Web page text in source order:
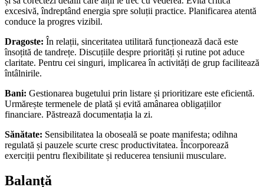
excesivă, îndreptând energia spre soluții practice. Planificarea atentă
conduce la progres vizibil.
Dragoste: În relații, sinceritatea utilitară funcționează dacă este
însoțită de tandrețe. Discuțiile despre priorități și rutine pot aduce
claritate. Pentru cei singuri, implicarea în activități de grup facilitează
întâlnirile.
Bani: Gestionarea bugetului prin listare și prioritizare este eficientă.
Urmărește termenele de plată și evită amânarea obligațiilor
financiare. Păstrează documentația la zi.
Sănătate: Sensibilitatea la oboseală se poate manifesta; odihna
regulată și pauzele scurte cresc productivitatea. Încorporează
exerciții pentru flexibilitate și reducerea tensiunii musculare.
Balanță